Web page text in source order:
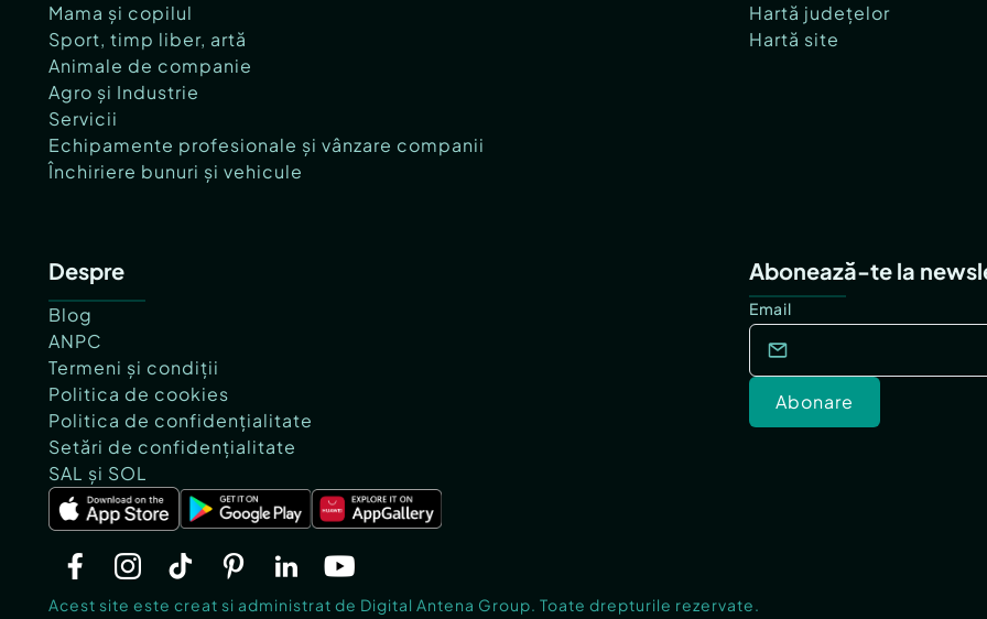
Mama și copilul
Sport, timp liber, artă
Animale de companie
Agro și Industrie
Servicii
Echipamente profesionale și vânzare companii
Închiriere bunuri și vehicule
Hartă județelor
Hartă site
Despre
Blog
ANPC
Termeni și condiții
Politica de cookies
Politica de confidențialitate
Setări de confidențialitate
SAL și SOL
Abonează-te la
Email
Abonare
Acest site este creat si administrat de Digital Antena Group. Toate drepturile rezervate.